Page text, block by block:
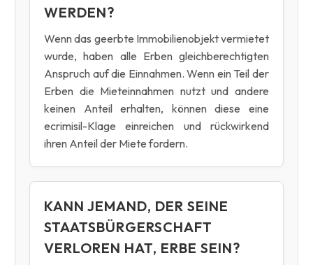
WERDEN?
Wenn das geerbte Immobilienobjekt vermietet
wurde, haben alle Erben gleichberechtigten
Anspruch auf die Einnahmen. Wenn ein Teil der
Erben die Mieteinnahmen nutzt und andere
keinen Anteil erhalten, können diese eine
ecrimisil-Klage einreichen und rückwirkend
ihren Anteil der Miete fordern.
KANN JEMAND, DER SEINE
STAATSBÜRGERSCHAFT
VERLOREN HAT, ERBE SEIN?